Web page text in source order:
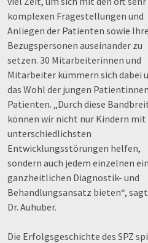
komplexen Fragestellungen und
Anliegen der Patienten sowie
Bezugspersonen auseinander zu
setzen. 30 Mitarbeiterinnen und
Mitarbeiter kümmern sich dabei
das Wohl der jungen
Patienten. „Durch diese
können wir nicht nur Kindern mit
unterschiedlichsten
Entwicklungsstörungen helfen,
sondern auch jedem einzelnen
ganzheitlichen Diagnostik- und
Behandlungsansatz bieten“,
Dr. Auhuber.
Die Erfolgsgeschichte des SPZ